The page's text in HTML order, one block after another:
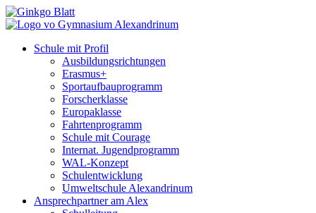
Schule mit Profil
Ausbildungsrichtungen
Erasmus+
Sportaufbauprogramm
Forscherklasse
Europaklasse
Fahrtenprogramm
Schule mit Courage
Internat. Jugendprogramm
WAL-Konzept
Schulentwicklung
Umweltschule Alexandrinum
Ansprechpartner am Alex